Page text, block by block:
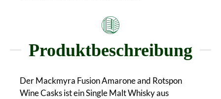
Produktbeschreibung
Der Mackmyra Fusion Amarone and Rotspon
Wine Casks ist ein Single Malt Whisky aus